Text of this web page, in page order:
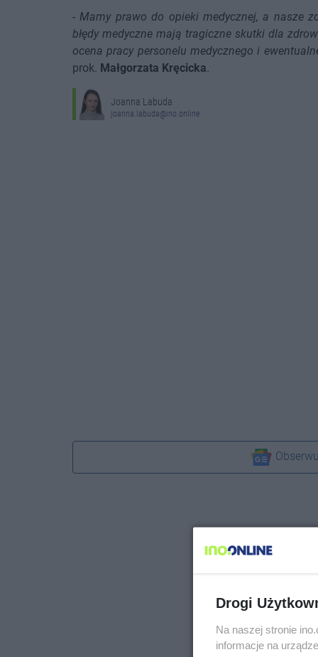
-Mamy prawo do opieki medycznej, a nasze
błędy medyczne mają tragiczne skutki dla
ocena pracy personelu medycznego i
prok. Małgorzata Kręcicka.
Joanna Labuda
joanna.labuda@ino.online
Drogi
Na naszej stronie
informacje na